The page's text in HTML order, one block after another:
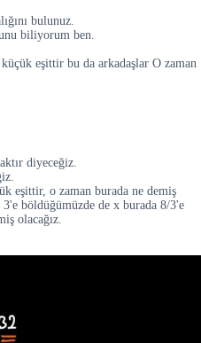
bulunuz.
biliyorum ben.
eşittir bu da arkadaşlar O zaman
diyeceğiz.
eşittir, o zaman burada ne demiş
3'e böldüğümüzde de x burada 8/3'e
olacağız.